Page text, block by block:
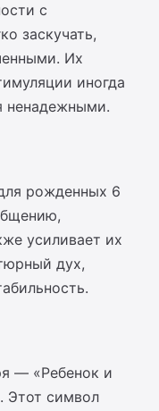
с
заскучать,
Их
иногда
ненадежными.
рожденных 6
усиливает их
дух,
— «Ребенок и
Этот символ